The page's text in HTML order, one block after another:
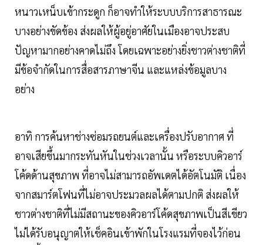
หนาวเหน็บเข้ากระดูก ก็อาจทำให้ระบบบริการสาธารณะ
บางอย่างขัดข้อง ส่งผลให้ผู้อยู่อาศัยในเมืองอาจประสบ
ปัญหามากอย่างคาดไม่ถึง โดยเฉพาะอย่างยิ่งชาวต่างชาติที่
มีข้อจำกัดในการสื่อสารภาษาจีน และแหล่งข้อมูลบาง
อย่าง
อาทิ การค้นหาช่างซ่อมรถยนต์และเครื่องปรับอากาศ ที่
อาจเสียขึ้นมากระทันหันในช่วงเวลานั้น หรือระบบคิวอาร์
โค้ดด้านสุขภาพ ที่อาจไม่สามารถอัพเดตได้อัตโนมัติ เนื่อง
จากสมาร์ตโฟนที่ไม่อาจประมวลผลได้ตามปกติ ส่งผลให้
ชาวต่างชาติที่ไม่มีสถานะของคิวอาร์โค้ดสุขภาพเป็นสีเขียว
ไม่ได้รับอนุญาตให้เช็คอินเข้าพักในโรงแรมที่จองไว้ก่อน